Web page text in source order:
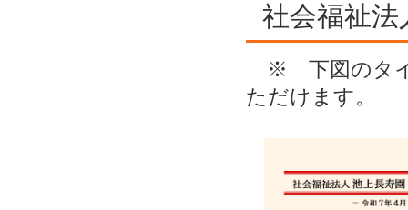
社会福祉
※ 下図のタイ
ただけます。